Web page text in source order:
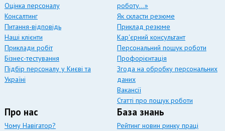
Оцінка персоналу
Консалтинг
Питання-відповідь
Наші клієнти
Приклади робіт
Бізнес-тестування
Підбір персоналу у Києві та
Україні
роботу…»
Як скласти резюме
Приклад резюме
Кар'єрний консультант
Персональний пошук роботи
Профорієнтація
Згода на обробку персональних
даних
Вакансії
Статті про пошук роботи
Про нас
Чому Навігатор?
База знань
Рейтинг новин ринку праці